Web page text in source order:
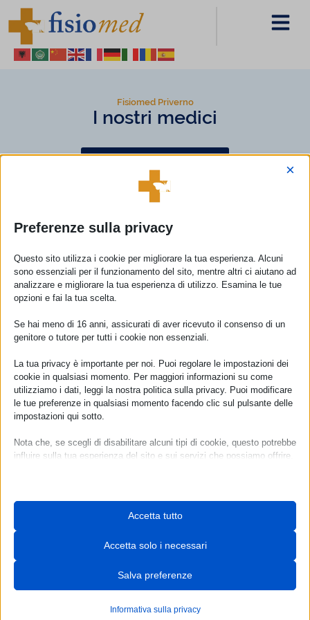
Fisiomed Priverno
I nostri medici
De Cupis Marina
ORARI
Martedì dalle 10:30 alle 13:00;
Condividi sui social
FISIOMED PRIVERNO S.R.L.
Direttore Sanitario Dott. Franco Stirpe
Preferenze sulla privacy
×
Questo sito utilizza i cookie per migliorare la tua esperienza. Alcuni
sono essenziali per il funzionamento del sito, mentre altri ci aiutano ad
analizzare e migliorare la tua esperienza di utilizzo. Esamina le tue
opzioni e fai la tua scelta.
Se hai meno di 16 anni, assicurati di aver ricevuto il consenso di un
genitore o tutore per tutti i cookie non essenziali.
La tua privacy è importante per noi. Puoi regolare le impostazioni dei
cookie in qualsiasi momento. Per maggiori informazioni su come
utilizziamo i dati, leggi la nostra politica sulla privacy. Puoi modificare
le tue preferenze in qualsiasi momento facendo clic sul pulsante delle
impostazioni qui sotto.
Nota che, se scegli di disabilitare alcuni tipi di cookie, questo potrebbe
influire sulla tua esperienza del sito e sui servizi che possiamo offrire.
I cookie e i servizi essenziali abilitano le funzioni di base e sono
necessari per il corretto funzionamento del sito web. Questi cookie
Mostra dettagli
Questi cookie e servizi sono necessari per il corretto
funzionamento del sito web, ma il loro utilizzo richiede il consenso
pagamento, servizi captcha, servizi di prenotazione integrati.
Accetta tutto
Accetta solo i necessari
Salva preferenze
Informativa sulla privacy